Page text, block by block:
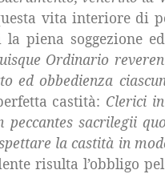
vita interiore di
piena soggezione
Ordinario
ed obbedienza
castità: Clerici
peccantes sacrilegii
la castità in
risulta l’obbligo